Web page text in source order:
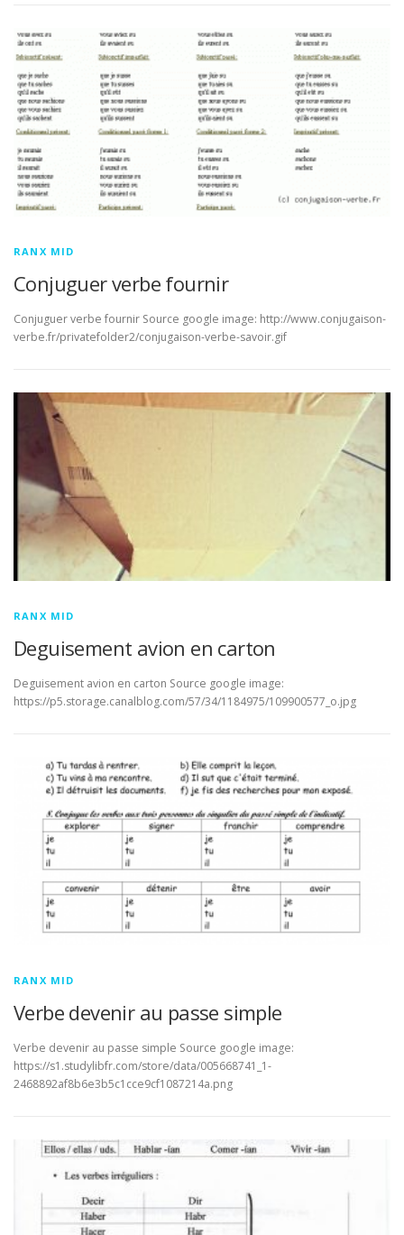
RANX MID
Conjuguer verbe fournir
Conjuguer verbe fournir Source google image: http://www.conjugaison-
verbe.fr/privatefolder2/conjugaison-verbe-savoir.gif
RANX MID
Deguisement avion en carton
Deguisement avion en carton Source google image:
https://p5.storage.canalblog.com/57/34/1184975/109900577_o.jpg
RANX MID
Verbe devenir au passe simple
Verbe devenir au passe simple Source google image:
https://s1.studylibfr.com/store/data/005668741_1-
2468892af8b6e3b5c1cce9cf1087214a.png